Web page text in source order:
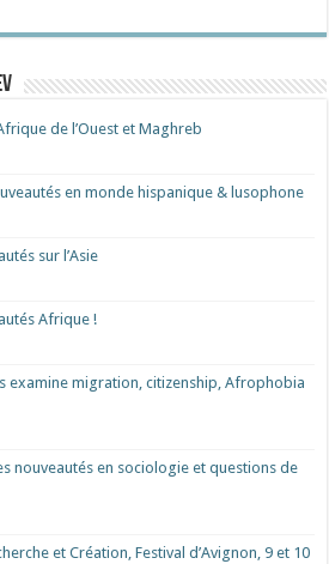
de l’Ouest et Maghreb
en monde hispanique & lusophone
sur l’Asie
Afrique !​
examine migration, citizenship, Afrophobia
nouveautés en sociologie et questions de
et Création, Festival d’Avignon, 9 et 10